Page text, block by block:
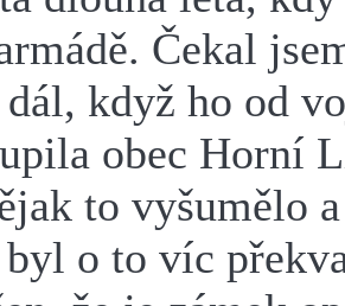
Čekal
dál, když ho od
obec Horní
to vyšumělo
o to víc